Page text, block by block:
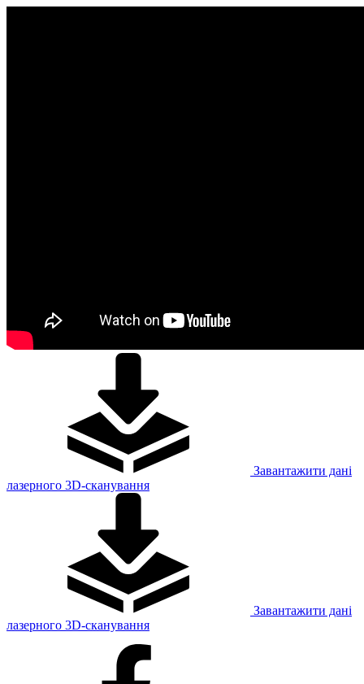
Завантажити дані
лазерного 3D-сканування
Завантажити дані
лазерного 3D-сканування